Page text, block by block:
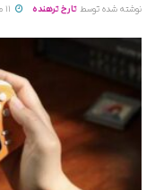
نوشته شده توسط تارخ ترهنده